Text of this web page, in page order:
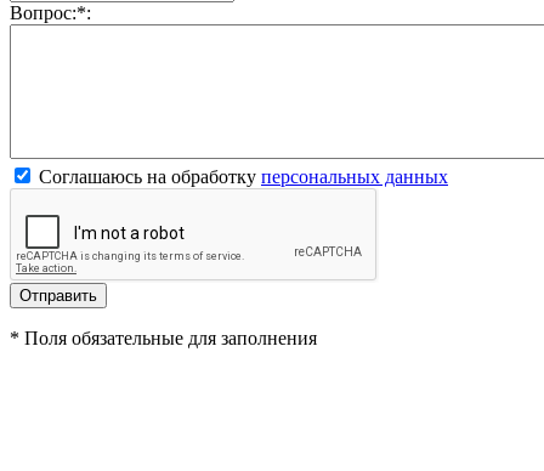
Вопрос:*:
Соглашаюсь на обработку персональных данных
* Поля обязательные для заполнения